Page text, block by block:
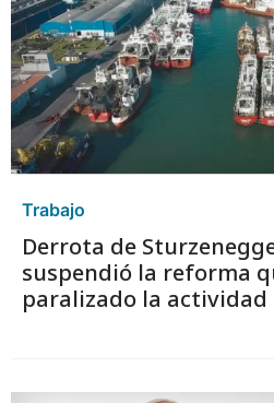
Trabajo
Derrota de
suspendió la reforma
paralizado la